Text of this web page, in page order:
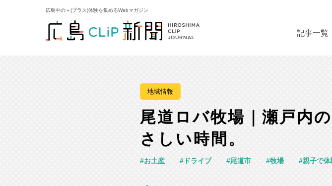
広島中の＋(プラス)体験を集めるWebマガジン
記事一覧
地域情報
尾道ロバ牧場｜瀬戸内
さしい時間。
お土産 ドライブ 尾道市 牧場 親子で体